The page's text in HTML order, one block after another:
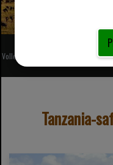
Volledig geregistreerde Afrikaanse
Tanzania-